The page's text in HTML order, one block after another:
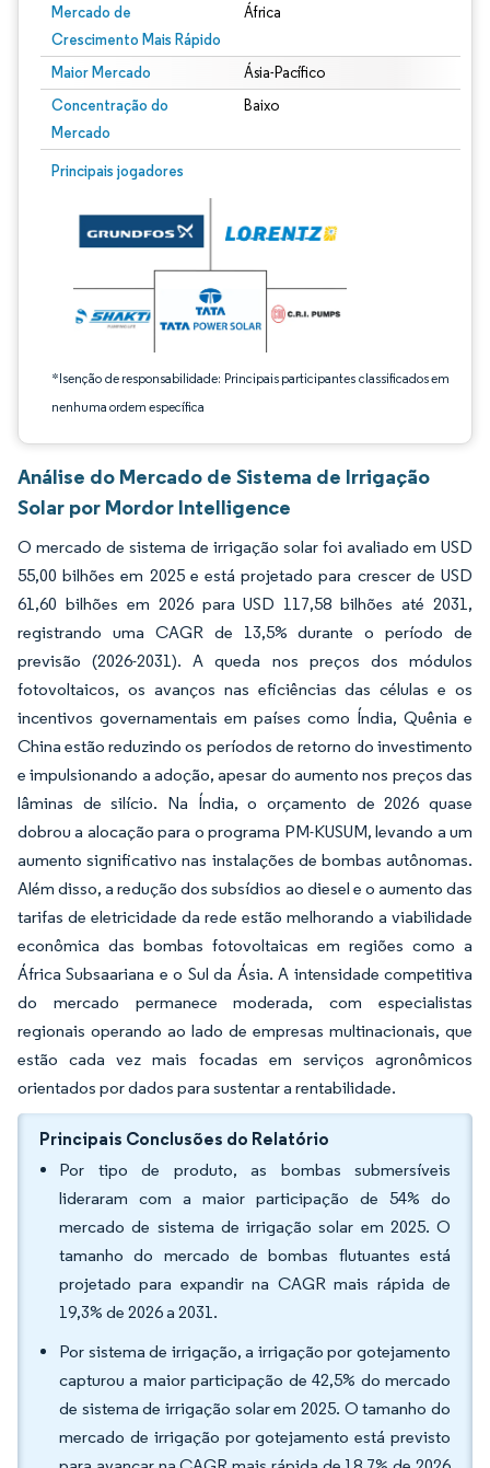
Mercado de
Crescimento Mais Rápido
África
Maior Mercado Ásia-Pacífico
Concentração do
Mercado
Baixo
Principais jogadores
*Isenção de responsabilidade: Principais participantes classificados em
nenhuma ordem específica
Imagem © Mordor Intelligence. O reuso requer atribuição conforme CC BY 4.0.
Análise do Mercado de Sistema de Irrigação
Solar por Mordor Intelligence
O mercado de sistema de irrigação solar foi avaliado em USD
55,00 bilhões em 2025 e está projetado para crescer de USD
61,60 bilhões em 2026 para USD 117,58 bilhões até 2031,
registrando uma CAGR de 13,5% durante o período de
previsão (2026-2031). A queda nos preços dos módulos
fotovoltaicos, os avanços nas eficiências das células e os
incentivos governamentais em países como Índia, Quênia e
China estão reduzindo os períodos de retorno do investimento
e impulsionando a adoção, apesar do aumento nos preços das
lâminas de silício. Na Índia, o orçamento de 2026 quase
dobrou a alocação para o programa PM-KUSUM, levando a um
aumento significativo nas instalações de bombas autônomas.
Além disso, a redução dos subsídios ao diesel e o aumento das
tarifas de eletricidade da rede estão melhorando a viabilidade
econômica das bombas fotovoltaicas em regiões como a
África Subsaariana e o Sul da Ásia. A intensidade competitiva
do mercado permanece moderada, com especialistas
regionais operando ao lado de empresas multinacionais, que
estão cada vez mais focadas em serviços agronômicos
orientados por dados para sustentar a rentabilidade.
Principais Conclusões do Relatório
Por tipo de produto, as bombas submersíveis
lideraram com a maior participação de 54% do
mercado de sistema de irrigação solar em 2025. O
tamanho do mercado de bombas flutuantes está
projetado para expandir na CAGR mais rápida de
19,3% de 2026 a 2031.
Por sistema de irrigação, a irrigação por gotejamento
capturou a maior participação de 42,5% do mercado
de sistema de irrigação solar em 2025. O tamanho do
mercado de irrigação por gotejamento está previsto